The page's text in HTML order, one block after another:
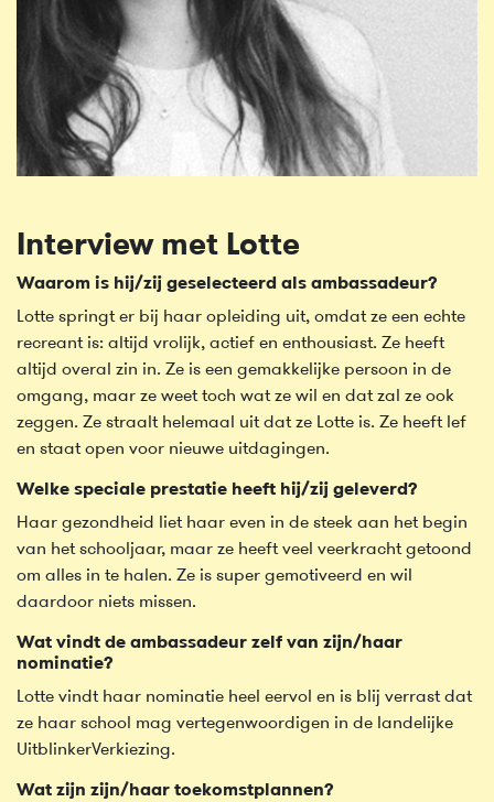
Interview met Lotte
Waarom is hij/zij geselecteerd als ambassadeur?
Lotte springt er bij haar opleiding uit, omdat ze een echte
recreant is: altijd vrolijk, actief en enthousiast. Ze heeft
altijd overal zin in. Ze is een gemakkelijke persoon in de
omgang, maar ze weet toch wat ze wil en dat zal ze ook
zeggen. Ze straalt helemaal uit dat ze Lotte is. Ze heeft lef
en staat open voor nieuwe uitdagingen.
Welke speciale prestatie heeft hij/zij geleverd?
Haar gezondheid liet haar even in de steek aan het begin
van het schooljaar, maar ze heeft veel veerkracht getoond
om alles in te halen. Ze is super gemotiveerd en wil
daardoor niets missen.
Wat vindt de ambassadeur zelf van zijn/haar
nominatie?
Lotte vindt haar nominatie heel eervol en is blij verrast dat
ze haar school mag vertegenwoordigen in de landelijke
UitblinkerVerkiezing.
Wat zijn zijn/haar toekomstplannen?